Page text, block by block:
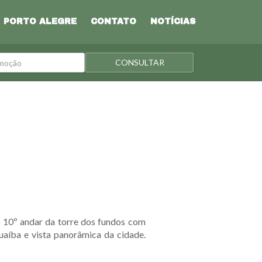
PORTO ALEGRE CONTATO NOTÍCIAS
CONSULTAR
andar da torre dos fundos com
e vista panorâmica da cidade.